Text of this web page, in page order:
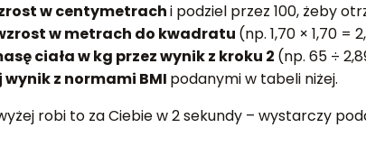
w centymetrachi podziel przez 100, żeby
w metrach do kwadratu (np. 1,70 × 1,70 =
ciała w kg przez wynik z kroku 2 (np. 65 ÷
wynik z normami BMI podanymi w tabeli niżej.
robi to za Ciebie w 2 sekundy – wystarczy